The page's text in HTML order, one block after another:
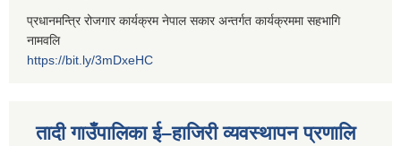
प्रधानमन्त्रि रोजगार कार्यक्रम नेपाल सकार अन्तर्गत कार्यक्रममा सहभागि
नामवलि
https://bit.ly/3mDxeHC
तादी गाउँपालिका ई–हाजिरी व्यवस्थापन प्रणालि